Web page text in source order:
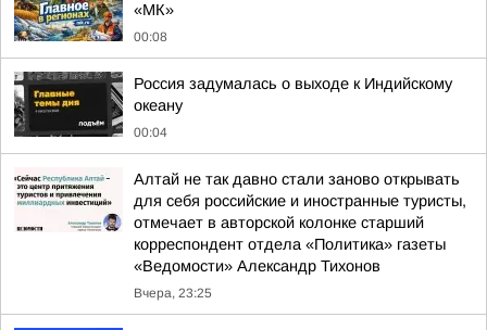
«МК»
00:08
Россия задумалась о выходе к Индийскому
океану
00:04
Алтай не так давно стали заново открывать
для себя российские и иностранные туристы,
отмечает в авторской колонке старший
корреспондент отдела «Политика» газеты
«Ведомости» Александр Тихонов
Вчера, 23:25